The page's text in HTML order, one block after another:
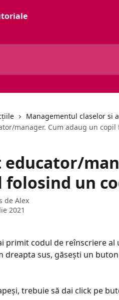
Managementul claselor si
manager. Cum adaug un
educator/
folosind un
de Alex
2021
primit codul de reînscriere
dreapta sus, găsești un
trebuie să dai click pe